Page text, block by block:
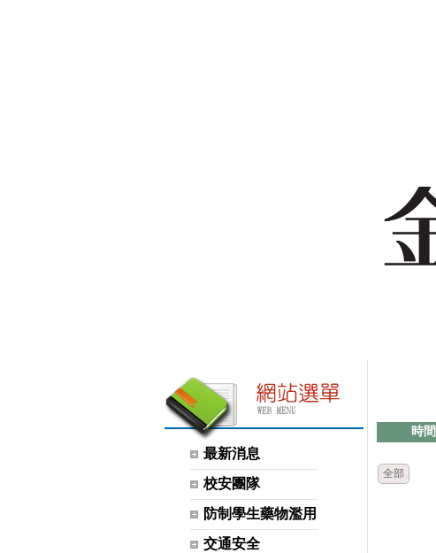
最新消息
校安團隊
防制學生藥物濫用
交通安全
時間
全部